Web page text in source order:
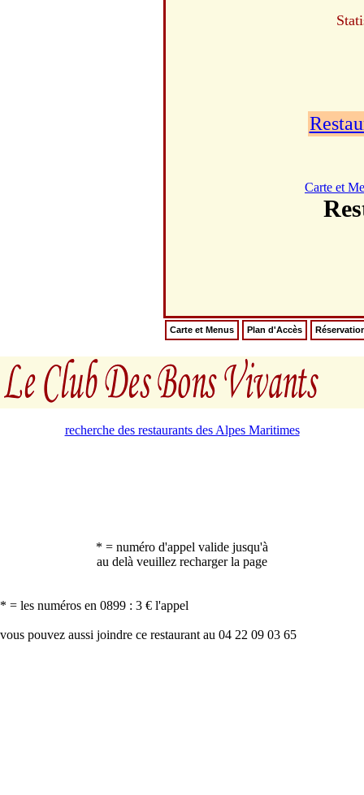
Carte et
Carte et Menus Plan d'Accès
recherche des restaurants des Alpes Maritimes
* = numéro d'appel valide jusqu'à
au delà veuillez recharger la page
* = les numéros en 0899 : 3 € l'appel
vous pouvez aussi joindre ce restaurant au 04 22 09 03 65